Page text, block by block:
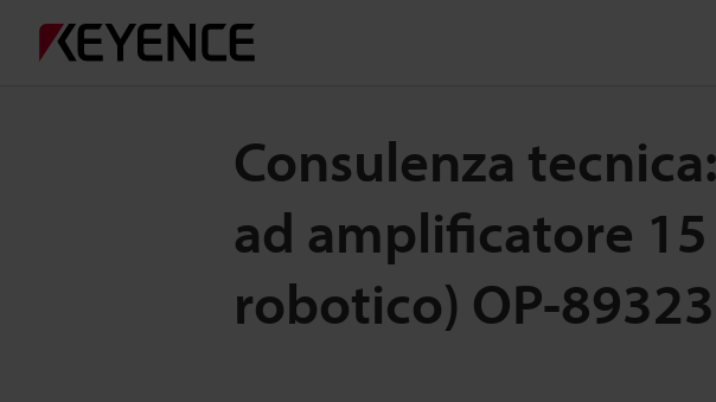
Consulenza
ad amplificatore
robotico) OP-89323